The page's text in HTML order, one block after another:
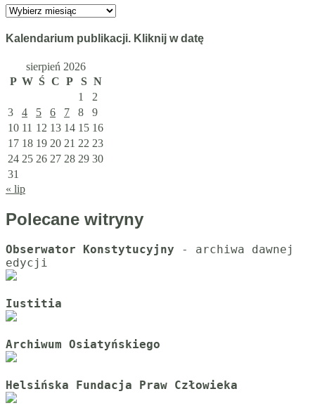
Archiwum
Kalendarium publikacji. Kliknij w datę
sierpień 2026
P W Ś C P S N
1
2
3
4 5 6 7 8
9
10 11 12 13 14 15 16
17 18 19 20 21 22 23
24 25 26 27 28 29 30
31
« lip
Polecane witryny
Obserwator Konstytucyjny - archiwa dawnej
Iustitia
Archiwum Osiatyńskiego
Helsińska Fundacja Praw Człowieka